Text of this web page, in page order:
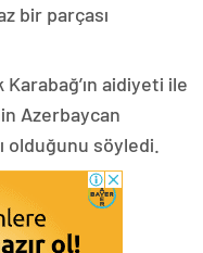
bir parçası
Karabağ’ın aidiyeti ile
Azerbaycan
olduğunu söyledi.